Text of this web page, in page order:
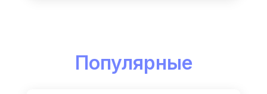
Популярные
курсы